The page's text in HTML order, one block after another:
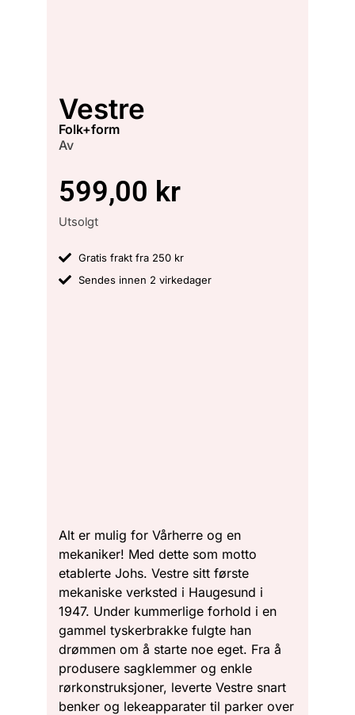
Vestre
folk+form
Av
599,00 kr
Utsolgt
Gratis frakt fra 250 kr
Sendes innen 2 virkedager
Alt er mulig for Vårherre og en
mekaniker! Med dette som motto
etablerte Johs. Vestre sitt første
mekaniske verksted i Haugesund i
1947. Under kummerlige forhold i en
gammel tyskerbrakke fulgte han
drømmen om å starte noe eget. Fra å
produsere sagklemmer og enkle
rørkonstruksjoner, leverte Vestre snart
benker og lekeapparater til parker over